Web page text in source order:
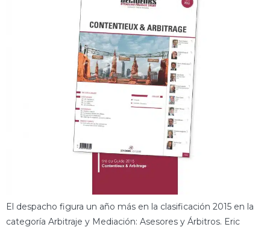
El despacho figura un año más en la clasificación 2015 en la
categoría Arbitraje y Mediación: Asesores y Árbitros. Eric